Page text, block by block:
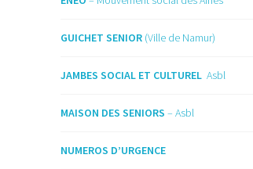
GUICHET SENIOR (Ville de Namur)
JAMBES SOCIAL ET CULTUREL Asbl
MAISON DES SENIORS – Asbl
NUMEROS D’URGENCE